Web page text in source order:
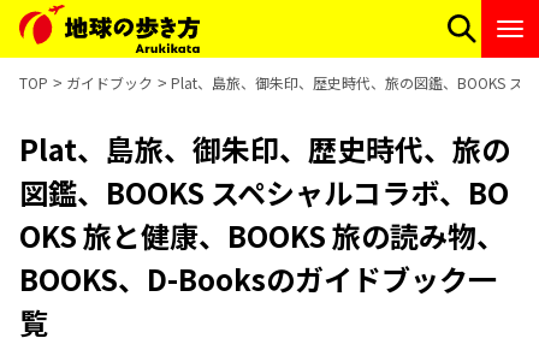
TOP ガイドブック Plat、島旅、御朱印、歴史時代、旅の図鑑、BOOKS ス
Plat、島旅、御朱印、歴史時代、旅の
図鑑、BOOKS スペシャルコラボ、BO
OKS 旅と健康、BOOKS 旅の読み物、
BOOKS、D-Booksのガイドブック一
覧